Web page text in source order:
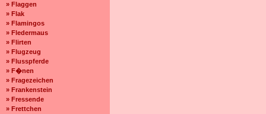
» Flaggen
» Flak
» Flamingos
» Fledermaus
» Flirten
» Flugzeug
» Flusspferde
» F�nen
» Fragezeichen
» Frankenstein
» Fressende
» Frettchen